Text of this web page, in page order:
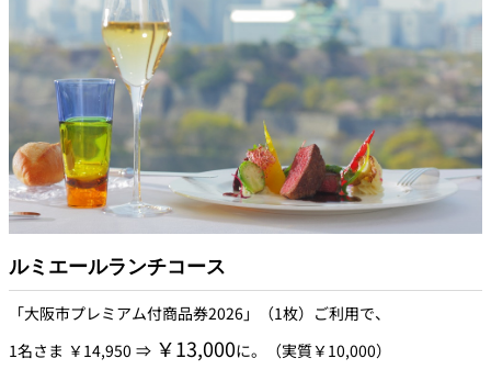
旬魚の油淋ソースがけ
チャーシュー入りスープそば
杏仁プリン
菖蒲～あやめ～ディナーコース
空豆入りふかひれスープ
海老と春野菜のあっさり炒め
スペアリブの黒豆蒸し
ルミエールランチコース
「大阪市プレミアム付商品券2026」（1枚）ご利用で、
1名さま ￥14,950 ⇒ ￥13,000に。（実質￥10,000）
Lumière～ルミエール～
カナッペ
燻煙薫る青森県産サーモンのタルタルとコンディメント
オニオンムースリーヌとキャビアを飾って
香ばしい焼きトウモロコシのヴルーテスープ